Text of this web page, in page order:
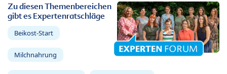
Zu diesen Themenbereichen
gibt es Expertenratschläge
Beikost-Start
Milchnahrung